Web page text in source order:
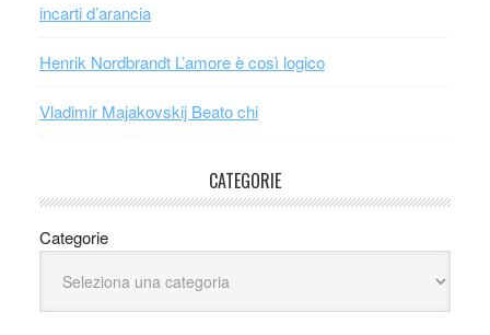
incarti d’arancia
Henrik Nordbrandt L’amore è così logico
Vladimir Majakovskij Beato chi
CATEGORIE
Categorie